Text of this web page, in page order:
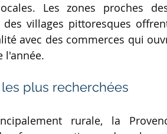
Les zones proches
des villages pittoresques
avec des commerces qui
l'année.
plus recherchées
rurale, la